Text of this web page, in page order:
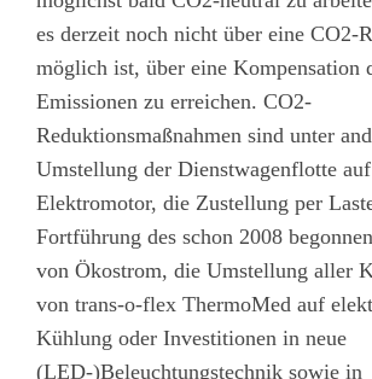
es derzeit noch nicht über eine CO2-
möglich ist, über eine Kompensation
Emissionen zu erreichen. CO2-
Reduktionsmaßnahmen sind unter
Umstellung der Dienstwagenflotte
Elektromotor, die Zustellung per
Fortführung des schon 2008
von Ökostrom, die Umstellung aller
von trans-o-flex ThermoMed auf
Kühlung oder Investitionen in neue
(LED-)Beleuchtungstechnik sowie in